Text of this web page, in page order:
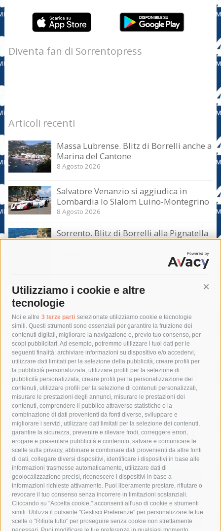
Utilizziamo i cookie e altre
tecnologie
Noi e altre 3 terze parti selezionate utilizziamo cookie e tecnologie
simili. Questi strumenti sono essenziali per garantire la fruizione dei
contenuti digitali, migliorare la navigazione e, previo tuo consenso, per
scopi pubblicitari. Ad esempio, potremmo utilizzare i tuoi dati per le
seguenti finalità: archiviare informazioni su dispositivo e/o accedervi,
utilizzare dati limitati per la selezione della pubblicità, creare profili per
la pubblicità personalizzata, utilizzare profili per la selezione di
pubblicità personalizzata, creare profili per la personalizzazione dei
contenuti, utilizzare profili per la selezione di contenuti personalizzati,
misurare le prestazioni degli annunci, misurare le prestazioni dei
contenuti, comprendere il pubblico attraverso statistiche o la
combinazione di dati provenienti da fonti diverse, sviluppare e
migliorare i servizi, utilizzare dati limitati per la selezione dei contenuti,
garantire la sicurezza, prevenire e rilevare frodi, correggere errori,
erogare e presentare pubblicità e contenuto, salvare e comunicare le
scelte sulla privacy, abbinare e combinare dati provenienti da altre fonti
di dati, collegare diversi dispositivi, identificare i dispositivi in base alle
informazioni trasmesse automaticamente, utilizzare dati di
geolocalizzazione precisi, riconoscere i dispositivi in base a
informazioni richieste attivamente. Puoi liberamente prestare, rifiutare o
revocare il tuo consenso senza incorrere in limitazioni sostanziali.
Cliccando su "Accetta cookie," acconsenti all'uso di cookie e strumenti
simili. Utilizza il pulsante "Gestisci Preferenze" per personalizzare le tue
scelte o "Rifiuta tutto" per proseguire senza cookie non strettamente
Diventa fan di Sorrentopress
Articoli recenti
Massa Lubrense. Blitz di Borrelli anche a
Marina del Cantone
8 Agosto 2026
Salvatore Venanzio si aggiudica in
Lombardia lo Slalom Luino-Montegrino
8 Agosto 2026
Sorrento. Blitz di Borrelli alla Pignatella
– video –
Tag
acqua allerta meteo
anas
area marina protetta di punta campanella
arresto
Asl Napoli 3 sud
capitaneria di porto capri
carabinieri
castellammare di stabia
circumvesuviana
comune di sorrento
concerto
contagi
costiera amalfitana
covid-19 eav
elezioni
fondazione sorrento
gori guardia costiera
incidente
lavori
lorenzo balducelli mare
massa lubrense
massimo coppola
Meta napoli
ordinanza
penisola sorrentina
piano di sorrento
polizia municipale
protezione civile
Regione Campania
sant'agnello
sindaco cuomo
sorrento studenti temporali
treni
turismo
Vico Equense villa fiorentino vincenzo de luca